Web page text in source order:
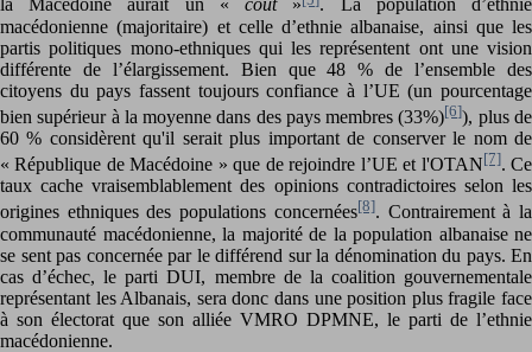
la Macédoine aurait un «coût »
. La population d’ethnie
macédonienne (majoritaire) et celle d’ethnie albanaise, ainsi que les
partis politiques mono-ethniques qui les représentent ont une vision
différente de l’élargissement. Bien que 48 % de l’ensemble des
citoyens du pays fassent toujours confiance à l’UE (un pourcentage
bien supérieur à la moyenne dans des pays membres (33%)[6]), plus de
60 % considèrent qu'il serait plus important de conserver le nom de
« République de Macédoine » que de rejoindre l’UE et l'OTAN[7]. Ce
taux cache vraisemblablement des opinions contradictoires selon les
origines ethniques des populations concernées[8]. Contrairement à la
communauté macédonienne, la majorité de la population albanaise ne
se sent pas concernée par le différend sur la dénomination du pays. En
cas d’échec, le parti DUI, membre de la coalition gouvernementale
représentant les Albanais, sera donc dans une position plus fragile face
à son électorat que son alliée VMRO DPMNE, le parti de l’ethnie
macédonienne.